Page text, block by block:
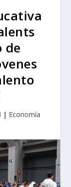
de
| Economía